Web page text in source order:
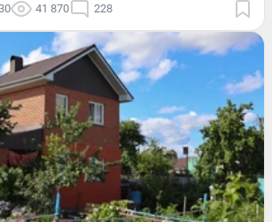
41 870 228